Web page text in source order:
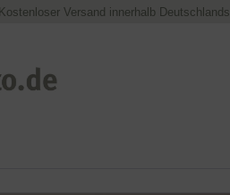
Kostenloser Versand innerhalb Deutschlands